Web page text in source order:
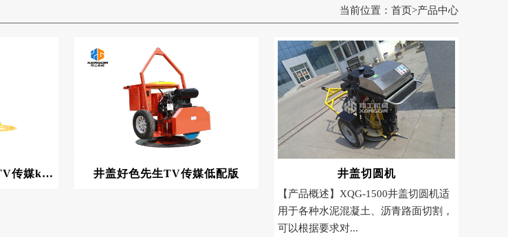
当前位置： 首页>产品中心
手推新款井盖好色先生TV传媒kp1500 井盖好色先生TV传媒低配版 井盖切圆机
【产品概述】XQG-1500井盖切圆机适
用于各种水泥混凝土、沥青路面切割，
可以根据要求对...